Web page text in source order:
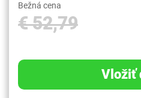
Bežná cena
€ 52,79
Vložiť